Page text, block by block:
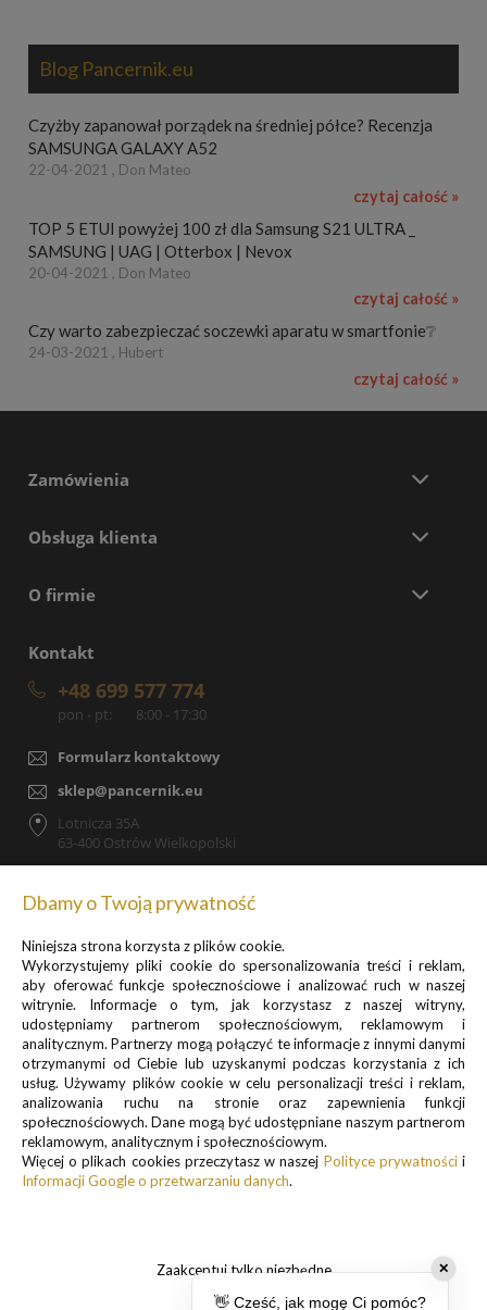
Blog Pancernik.eu
Czyżby zapanował porządek na średniej półce? Recenzja
SAMSUNGA GALAXY A52
22-04-2021 , Don Mateo
czytaj całość »
TOP 5 ETUI powyżej 100 zł dla Samsung S21 ULTRA _
SAMSUNG | UAG | Otterbox | Nevox
20-04-2021 , Don Mateo
czytaj całość »
Czy warto zabezpieczać soczewki aparatu w smartfonie❔
24-03-2021 , Hubert
czytaj całość »
Zamówienia
Obsługa klienta
O firmie
Kontakt
+48 699 577 774
pon - pt: 8:00 - 17:30
Formularz kontaktowy
sklep@pancernik.eu
Lotnicza 35A
63-400 Ostrów Wielkopolski
Zapisz się do newslettera, by otrzymywać informacje o
promocjach i nowościach
Informacje o przetwarzaniu danych osobowych znajdują się w pkt.
1 i 3
Polityki prywatności
.
✕
👋 Cześć, jak mogę Ci pomóc?
Dbamy o Twoją prywatność
Niniejsza strona korzysta z plików cookie.
Wykorzystujemy pliki cookie do spersonalizowania treści i reklam,
aby oferować funkcje społecznościowe i analizować ruch w naszej
witrynie. Informacje o tym, jak korzystasz z naszej witryny,
udostępniamy partnerom społecznościowym, reklamowym i
analitycznym. Partnerzy mogą połączyć te informacje z innymi danymi
otrzymanymi od Ciebie lub uzyskanymi podczas korzystania z ich
usług. Używamy plików cookie w celu personalizacji treści i reklam,
analizowania ruchu na stronie oraz zapewnienia funkcji
społecznościowych. Dane mogą być udostępniane naszym partnerom
reklamowym, analitycznym i społecznościowym.
Więcej o plikach cookies przeczytasz w naszej Polityce prywatnościi
Informacji Google o przetwarzaniu danych.
Zaakceptuj tylko niezbędne